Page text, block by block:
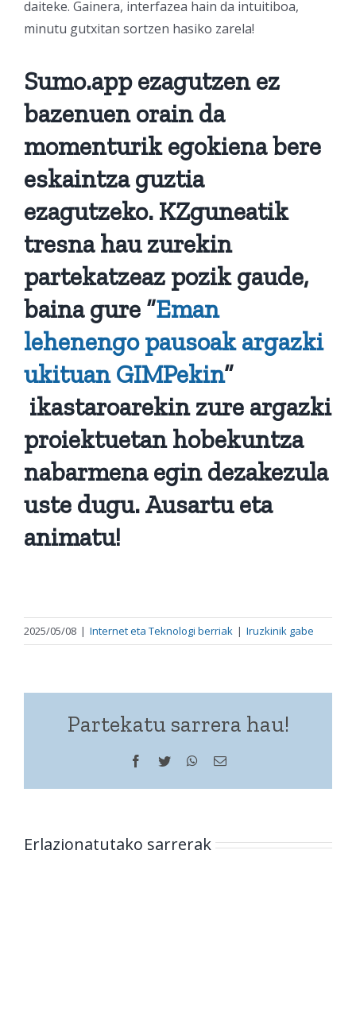
daiteke. Gainera, interfazea hain da intuitiboa,
minutu gutxitan sortzen hasiko zarela!
Sumo.app ezagutzen ez
bazenuen orain da
momenturik egokiena bere
eskaintza guztia
ezagutzeko. KZguneatik
tresna hau zurekin
partekatzeaz pozik gaude,
baina gure “Eman
lehenengo pausoak argazki
ukituan GIMPekin”
ikastaroarekin zure argazki
proiektuetan hobekuntza
nabarmena egin dezakezula
uste dugu. Ausartu eta
animatu!
2025/05/08 | Internet eta Teknologi berriak | Iruzkinik gabe
Partekatu sarrera hau!
Facebook
Twitter WhatsApp
Helbide
Erlazionatutako sarrerak